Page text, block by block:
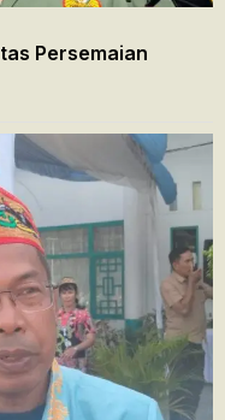
Persemaian